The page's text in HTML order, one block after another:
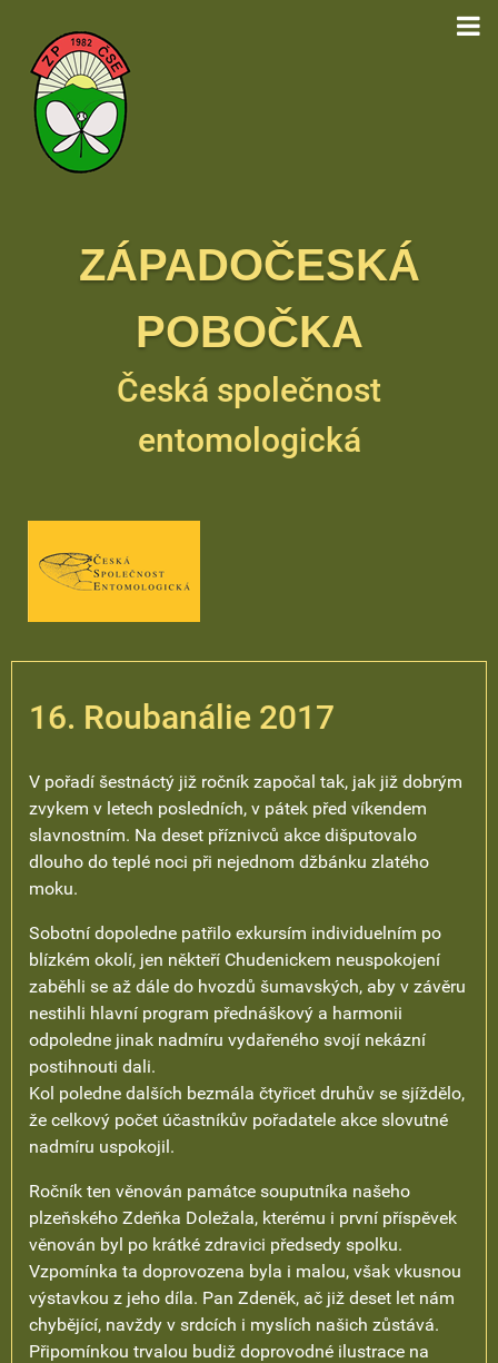
ZÁPADOČESKÁ
POBOČKA
Česká společnost
entomologická
16. Roubanálie 2017
V pořadí šestnáctý již ročník započal tak, jak již dobrým
zvykem v letech posledních, v pátek před víkendem
slavnostním. Na deset příznivců akce dišputovalo
dlouho do teplé noci při nejednom džbánku zlatého
moku.
Sobotní dopoledne patřilo exkursím individuelním po
blízkém okolí, jen někteří Chudenickem neuspokojení
zaběhli se až dále do hvozdů šumavských, aby v závěru
nestihli hlavní program přednáškový a harmonii
odpoledne jinak nadmíru vydařeného svojí nekázní
postihnouti dali.
Kol poledne dalších bezmála čtyřicet druhův se sjíždělo,
že celkový počet účastníkův pořadatele akce slovutné
nadmíru uspokojil.
Ročník ten věnován památce souputníka našeho
plzeňského Zdeňka Doležala, kterému i první příspěvek
věnován byl po krátké zdravici předsedy spolku.
Vzpomínka ta doprovozena byla i malou, však vkusnou
výstavkou z jeho díla. Pan Zdeněk, ač již deset let nám
chybějící, navždy v srdcích i myslích našich zůstává.
Připomínkou trvalou budiž doprovodné ilustrace na